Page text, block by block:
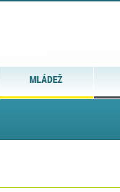
MLÁDEŽ